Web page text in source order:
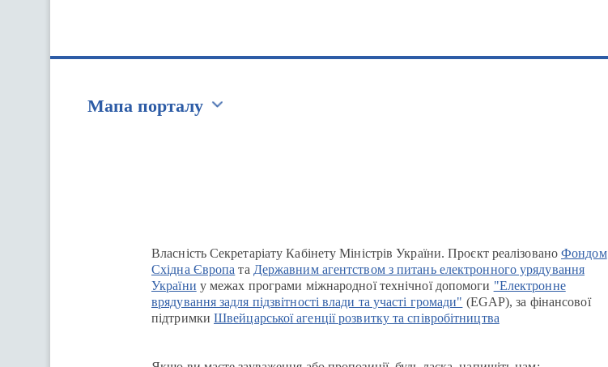
Мапа порталу
Власність Секретаріату Кабінету Міністрів України. Проєкт реалізованоФондом
Східна Європа та Державним агентством з питань електронного урядування
України у межах програми міжнародної технічної допомоги "Електронне
врядування задля підзвітності влади та участі громади" (EGAP), за фінансової
підтримки Швейцарської агенції розвитку та співробітництва